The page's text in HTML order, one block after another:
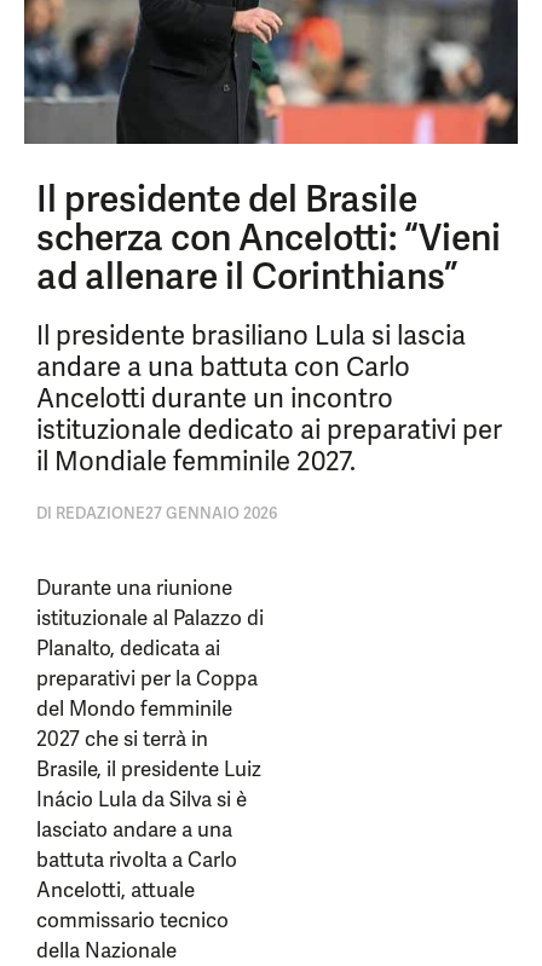
Il presidente del Brasile
scherza con Ancelotti: “Vieni
ad allenare il Corinthians”
Il presidente brasiliano Lula si lascia
andare a una battuta con Carlo
Ancelotti durante un incontro
istituzionale dedicato ai preparativi per
il Mondiale femminile 2027.
DI REDAZIONE27 GENNAIO 2026
Durante una riunione
istituzionale al Palazzo di
Planalto, dedicata ai
preparativi per la Coppa
del Mondo femminile
2027 che si terrà in
Brasile, il presidente Luiz
Inácio Lula da Silva si è
lasciato andare a una
battuta rivolta a Carlo
Ancelotti, attuale
commissario tecnico
della Nazionale